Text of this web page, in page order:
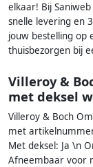
elkaar! Bij
snelle levering en
jouw bestelling op
thuisbezorgen bij
Villeroy &
met deksel
Villeroy & Boch
met
Met deksel: Ja \n
Afneembaar voor